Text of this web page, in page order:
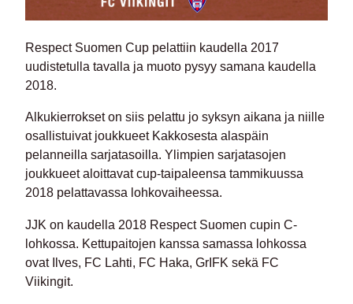
Respect Suomen Cup pelattiin kaudella 2017
uudistetulla tavalla ja muoto pysyy samana kaudella
2018.
Alkukierrokset on siis pelattu jo syksyn aikana ja niille
osallistuivat joukkueet Kakkosesta alaspäin
pelanneilla sarjatasoilla. Ylimpien sarjatasojen
joukkueet aloittavat cup-taipaleensa tammikuussa
2018 pelattavassa lohkovaiheessa.
JJK on kaudella 2018 Respect Suomen cupin C-
lohkossa. Kettupaitojen kanssa samassa lohkossa
ovat Ilves, FC Lahti, FC Haka, GrIFK sekä FC
Viikingit.